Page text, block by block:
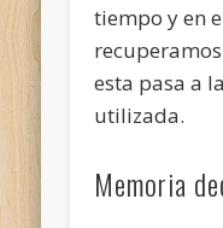
tiempo y en
esta pasa a
utilizada.
Memoria